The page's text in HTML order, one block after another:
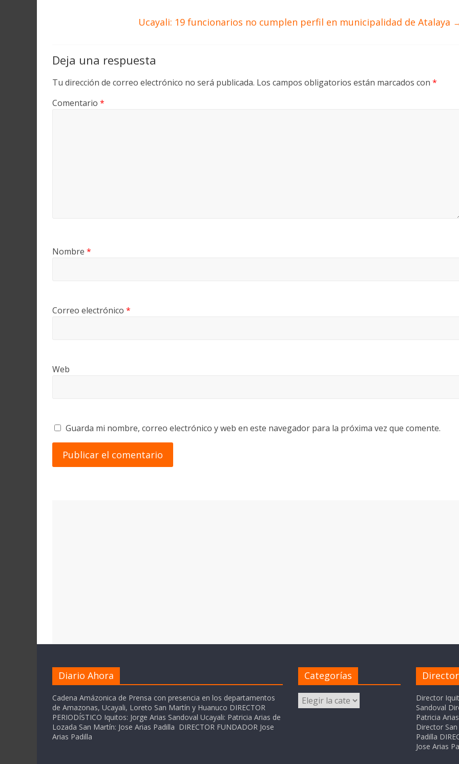
Ucayali: 19 funcionarios no cumplen perfil en municipalidad de Atalaya
Deja una respuesta
Tu dirección de correo electrónico no será publicada. Los campos obligatorios están marcados con *
Comentario *
Nombre *
Correo electrónico *
Web
Guarda mi nombre, correo electrónico y web en este navegador para la próxima vez que comente.
Diario Ahora
Cadena Amázonica de Prensa con presencia en los departamentos
de Amazonas, Ucayali, Loreto San Martín y Huanuco DIRECTOR
PERIODÍSTICO Iquitos: Jorge Arias Sandoval Ucayali: Patricia Arias de
Lozada San Martín: Jose Arias Padilla DIRECTOR FUNDADOR Jose
Arias Padilla
Categorías
Categorías
Director
Sandoval
Patricia
Director
Padilla
Jose Arias